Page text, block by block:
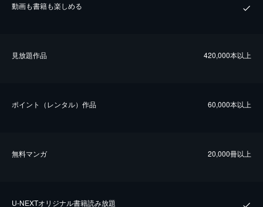
動画も書籍も楽しめる
⾒放題作品 420,000本以上
ポイント（レンタル）作品 60,000本以上
無料マンガ 20,000冊以上
U-NEXTオリジナル書籍読み放題